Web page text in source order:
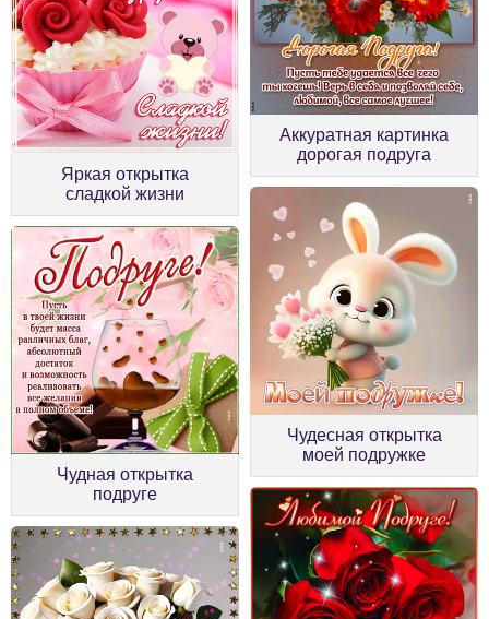
Яркая открытка
сладкой жизни
Аккуратная картинка
дорогая подруга
Чудная открытка
подруге
Чудесная открытка
моей подружке